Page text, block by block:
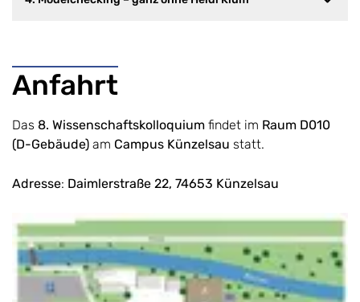
Anfahrt
Das 8. Wissenschaftskolloquium findet im Raum D010
(D-Gebäude) am Campus Künzelsau statt.
Adresse: Daimlerstraße 22, 74653 Künzelsau